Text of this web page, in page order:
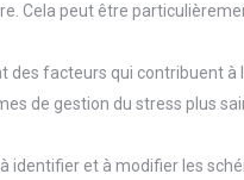
Cela peut être
des facteurs qui contribuent à
de gestion du stress plus
identifier et à modifier les